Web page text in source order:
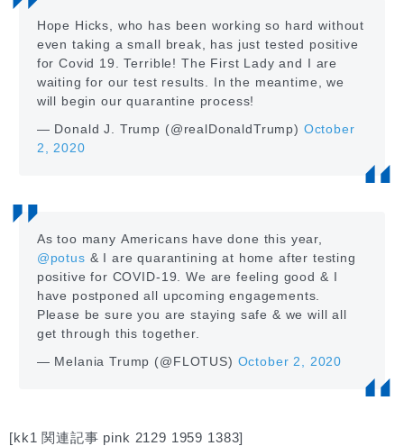
Hope Hicks, who has been working so hard without
even taking a small break, has just tested positive
for Covid 19. Terrible! The First Lady and I are
waiting for our test results. In the meantime, we
will begin our quarantine process!
— Donald J. Trump (@realDonaldTrump) October
2, 2020
As too many Americans have done this year,
@potus & I are quarantining at home after testing
positive for COVID-19. We are feeling good & I
have postponed all upcoming engagements.
Please be sure you are staying safe & we will all
get through this together.
— Melania Trump (@FLOTUS) October 2, 2020
[kk1 関連記事 pink 2129 1959 1383]